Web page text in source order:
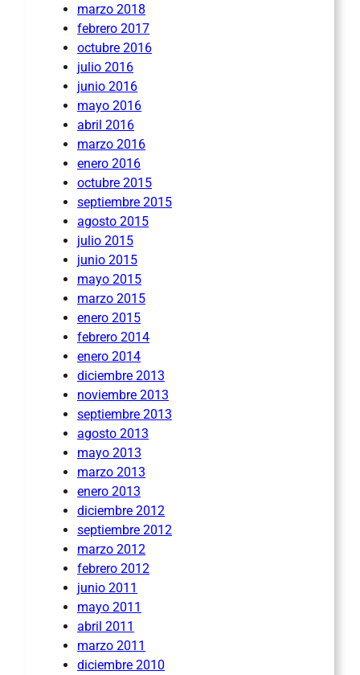
marzo 2018
febrero 2017
octubre 2016
julio 2016
junio 2016
mayo 2016
abril 2016
marzo 2016
enero 2016
octubre 2015
septiembre 2015
agosto 2015
julio 2015
junio 2015
mayo 2015
marzo 2015
enero 2015
febrero 2014
enero 2014
diciembre 2013
noviembre 2013
septiembre 2013
agosto 2013
mayo 2013
marzo 2013
enero 2013
diciembre 2012
septiembre 2012
marzo 2012
febrero 2012
junio 2011
mayo 2011
abril 2011
marzo 2011
diciembre 2010